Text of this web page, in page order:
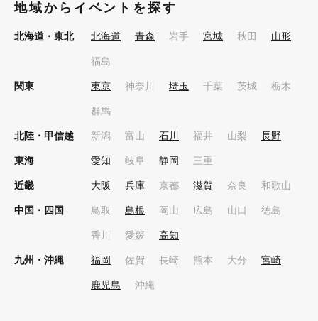
地域からイベントを探す
北海道・東北 北海道 青森 岩手 宮城 秋田 山形
福島
関東 東京 神奈川 埼玉 千葉 茨城 栃木
群馬
北陸・甲信越 新潟 富山 石川 福井 山梨 長野
東海 愛知 岐阜 静岡 三重
近畿 大阪 兵庫 京都 滋賀 奈良 和歌山
中国・四国 鳥取 島根 岡山 広島 山口 徳島
香川 愛媛 高知
九州・沖縄 福岡 佐賀 長崎 熊本 大分 宮崎
鹿児島 沖縄